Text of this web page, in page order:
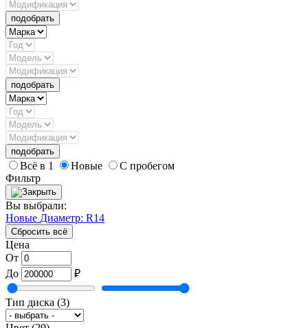
подобрать
подобрать
подобрать
Всё в 1 Новые
С пробегом
Фильтр
Вы выбрали:
Новые Диаметр: R14
Сбросить всё
Цена
От
До
₽
Тип диска (3)